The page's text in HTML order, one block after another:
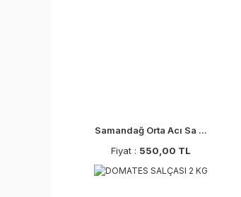
Samandağ Orta Acı Sa ...
Fiyat : 550,00 TL